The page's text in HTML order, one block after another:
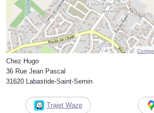
Chez Hugo
36 Rue Jean Pascal
31620 Labastide-Saint-Sernin
Trajet Waze